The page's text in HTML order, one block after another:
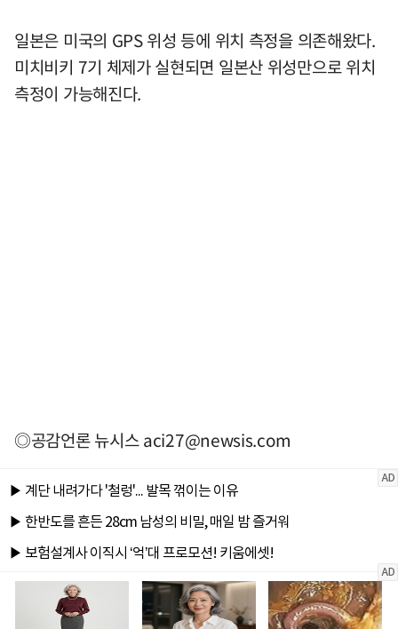
일본은 미국의 GPS 위성 등에 위치 측정을 의존해왔다.
미치비키 7기 체제가 실현되면 일본산 위성만으로 위치
측정이 가능해진다.
◎공감언론 뉴시스aci27@newsis.com